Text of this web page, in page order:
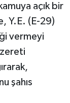
açık bir
Y.E. (E-29)
vermeyi
şahıs